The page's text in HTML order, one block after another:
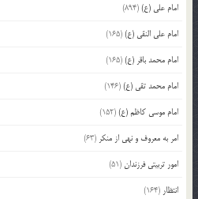
امام علی (ع)(894)
امام علی النقی (ع)(165)
امام محمد باقر (ع)(165)
امام محمد تقی (ع)(146)
امام موسی کاظم (ع)(152)
امر به معروف و نهی از منکر (63)
امور تربیتی فرزندان(51)
انتظار (164)